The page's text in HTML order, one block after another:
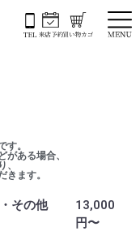
す。
がある場合、
、
きます。
その他
13,000
円〜